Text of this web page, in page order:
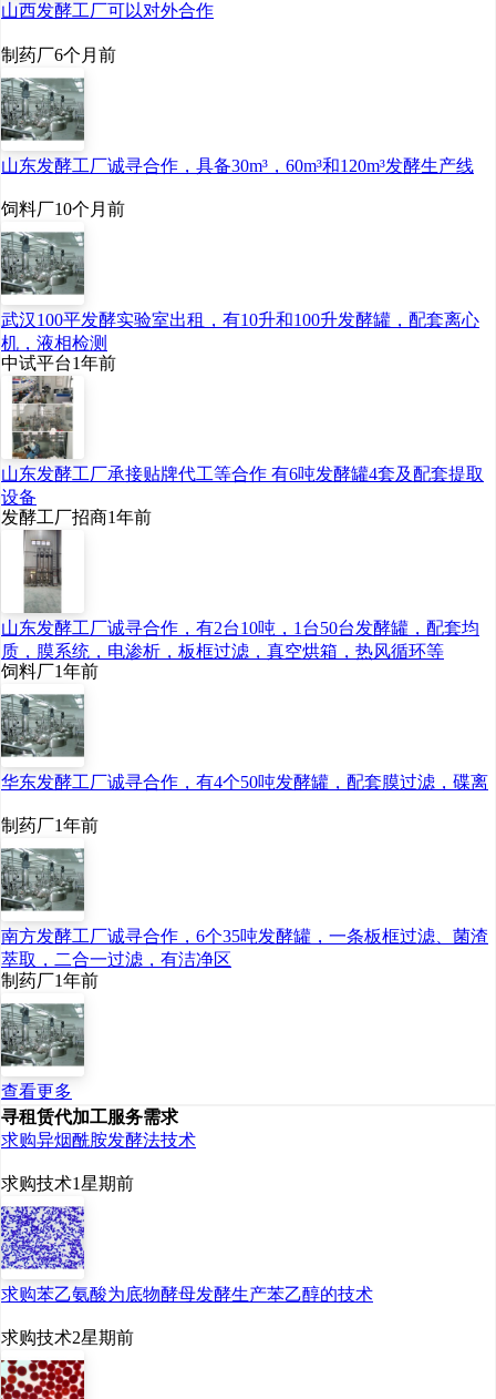
山西发酵工厂可以对外合作
制药厂6个月前
山东发酵工厂诚寻合作，具备30m³，60m³和120m³发酵生产线
饲料厂10个月前
武汉100平发酵实验室出租，有10升和100升发酵罐，配套离心
机，液相检测
中试平台1年前
山东发酵工厂承接贴牌代工等合作 有6吨发酵罐4套及配套提取
设备
发酵工厂招商1年前
山东发酵工厂诚寻合作，有2台10吨，1台50台发酵罐，配套均
质，膜系统，电渗析，板框过滤，真空烘箱，热风循环等
饲料厂1年前
华东发酵工厂诚寻合作，有4个50吨发酵罐，配套膜过滤，碟离
制药厂1年前
南方发酵工厂诚寻合作，6个35吨发酵罐，一条板框过滤、菌渣
萃取，二合一过滤，有洁净区
制药厂1年前
查看更多
寻租赁代加工服务需求
求购异烟酰胺发酵法技术
求购技术1星期前
求购苯乙氨酸为底物酵母发酵生产苯乙醇的技术
求购技术2星期前